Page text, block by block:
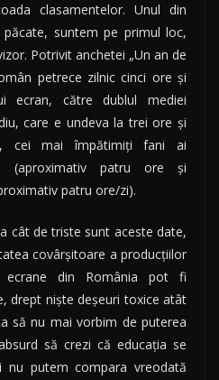
clasamentelor. Unul din
suntem pe primul loc,
Potrivit anchetei „Un an de
petrece zilnic cinci ore și
ecran, către dublul mediei
care e undeva la trei ore și
cei mai împătimiți fani ai
(aproximativ patru ore și
patru ore/zi).
cât de triste sunt aceste date,
covârșitoare a producțiilor
din România pot fi
drept niște deșeuri toxice atât
să nu mai vorbim de puterea
să crezi că educația se
putem compara vreodată